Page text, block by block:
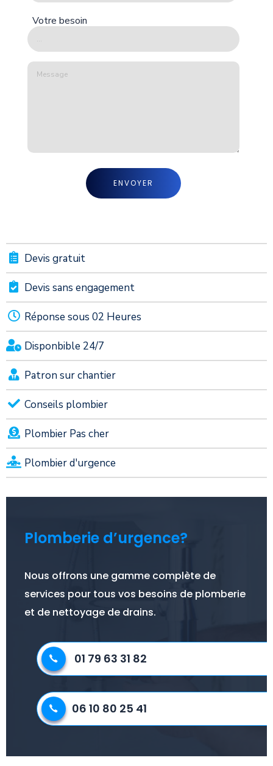
Votre besoin
Devis gratuit
Devis sans engagement
Réponse sous 02 Heures
Disponbible 24/7
Patron sur chantier
Conseils plombier
Plombier Pas cher
Plombier d'urgence
Plomberie d’urgence?
Nous offrons une gamme complète de
services pour tous vos besoins de plomberie
et de nettoyage de drains.
01 79 63 31 82
06 10 80 25 41